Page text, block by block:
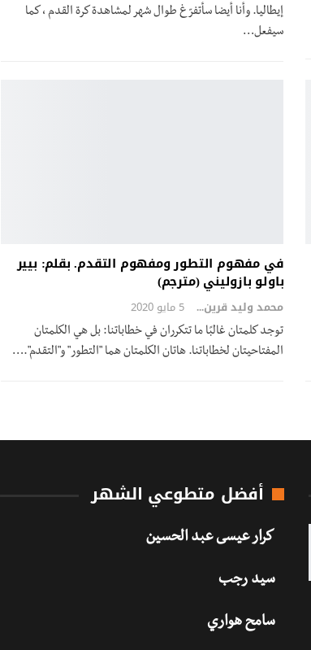
إيطاليا. وأنا أيضا سأتفرّغ طوال شهر لمشاهدة كرة القدم ، كما
سيفعل…
في مفهوم التطور ومفهوم التقدم. بقلم: بيير
باولو بازوليني (مترجم)
محمد وليد قرين 5 مايو 2020
توجد كلمتان غالبًا ما تتكرران في خطاباتنا: بل هي الكلمتان
المفتاحيتان لخطاباتنا. هاتان الكلمتان هما "التطور" و"التقدم".…
أفضل متطوعي الشهر
كرار عيسى عبد الحسين
سيد رجب
سامح هواري